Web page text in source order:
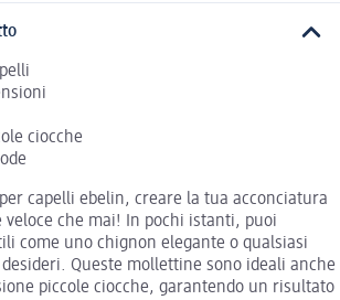
ciocche
capelli ebelin, creare la tua acconciatura
veloce che mai! In pochi istanti, puoi
come uno chignon elegante o qualsiasi
Queste mollettine sono ideali anche
piccole ciocche, garantendo un risultato